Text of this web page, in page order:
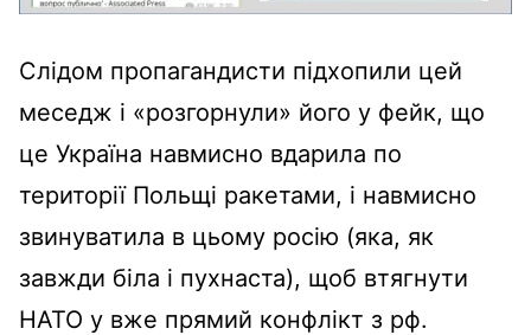
Слідом пропагандисти підхопили цей
меседж і «розгорнули» його у фейк, що
це Україна навмисно вдарила по
території Польщі ракетами, і навмисно
звинуватила в цьому росію (яка, як
завжди біла і пухнаста), щоб втягнути
НАТО у вже прямий конфлікт з рф.